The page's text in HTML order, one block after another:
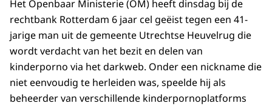
Het Openbaar Ministerie (OM) heeft dinsdag bij de
rechtbank Rotterdam 6 jaar cel geëist tegen een 41-
jarige man uit de gemeente Utrechtse Heuvelrug die
wordt verdacht van het bezit en delen van
kinderporno via het darkweb. Onder een nickname die
niet eenvoudig te herleiden was, speelde hij als
beheerder van verschillende kinderpornoplatforms